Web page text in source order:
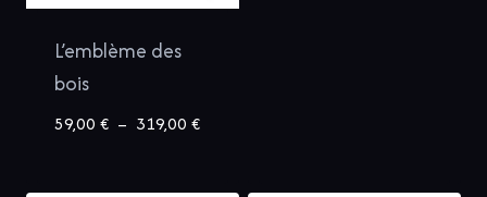
L’emblème des
bois
59,00 € – 319,00 €Plage